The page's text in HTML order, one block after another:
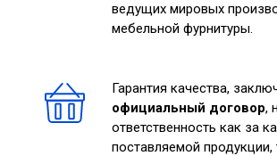
ведущих мировых
мебельной фурнитуры.
Гарантия качества,
официальный договор,
ответственность как за
поставляемой продукции,